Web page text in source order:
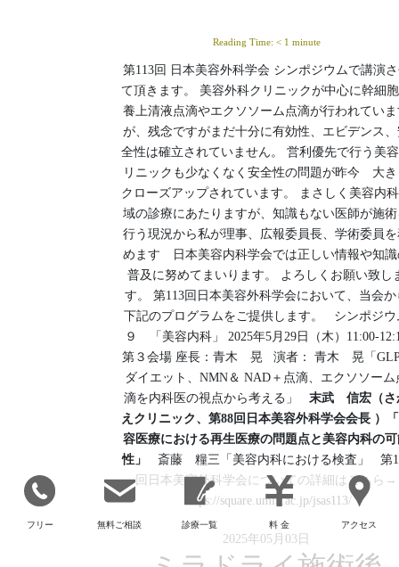
Reading Time: < 1 minute
第113回 日本美容外科学会 シンポジウムで講演
て頂きます。 美容外科クリニックが中心に幹細
養上清液点滴やエクソソーム点滴が行われてい
が、残念ですがまだ十分に有効性、エビデンス
全性は確立されていません。 営利優先で行う美
リニックも少なくなく安全性の問題が昨今 大
クローズアップされています。 まさしく美容内
域の診療にあたりますが、知識もない医師が施
行う現況から私が理事、広報委員長、学術委員
めます 日本美容内科学会では正しい情報や知識
普及に努めてまいります。 よろしくお願い致し
す。 第113回日本美容外科学会において、当会か
下記のプログラムをご提供します。 シンポジウ
９ 「美容内科」 2025年5月29日（木）11:00-
第３会場 座長：青木 晃 演者： 青木 晃「
ダイエット、NMN＆ NAD＋点滴、エクソソーム
滴を内科医の視点から考える」 末武 信宏（さ
えクリニック、第88回日本美容外科学会会長 ）
容医療における再生医療の問題点と美容内科の
性」
斎藤 糧三「美容内科における検査」 第
回日本美容外科学会についての詳細はこちら→
https://square.umin.ac.jp/jsas113/
2025年05月03日
フリー 無料ご相談 診療一覧 料 金 アクセス